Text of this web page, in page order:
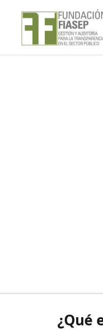
¿Qué